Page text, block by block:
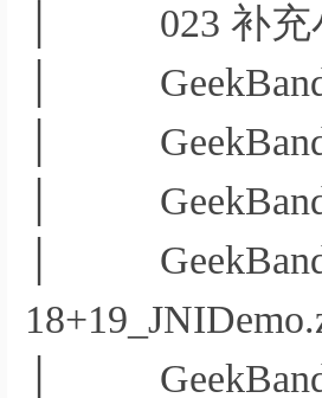
│ 023 补充
│
│
│
│
│